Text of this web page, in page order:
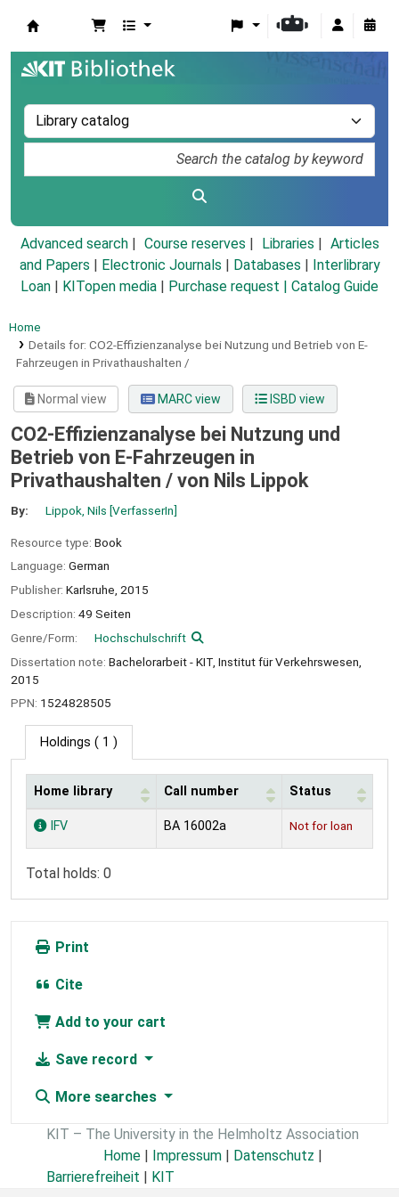
Advanced search Course reserves Libraries
Articles
and Papers
Electronic Journals Databases
Interlibrary
Loan
KITopen media Purchase request | Catalog Guide
Home
Details for: CO2-Effizienzanalyse bei Nutzung und Betrieb von E-
Fahrzeugen in Privathaushalten /
Normal view MARC view ISBD view
CO2-Effizienzanalyse bei Nutzung und
Betrieb von E-Fahrzeugen in
Privathaushalten / von Nils Lippok
By: Lippok, Nils [VerfasserIn]
Resource type: Book
Language: German
Publisher: Karlsruhe, 2015
Description: 49 Seiten
Genre/Form:
Hochschulschrift
Dissertation note: Bachelorarbeit - KIT, Institut für Verkehrswesen,
2015
PPN: 1524828505
Holdings ( 1 )
Holdings
Home library Call number Status
IFV BA 16002a Not for loan
Total holds: 0
Print
Cite
Add to your cart
Save record
More searches
KIT – The University in the Helmholtz Association
Home | Impressum | Datenschutz |
Barrierefreiheit | KIT